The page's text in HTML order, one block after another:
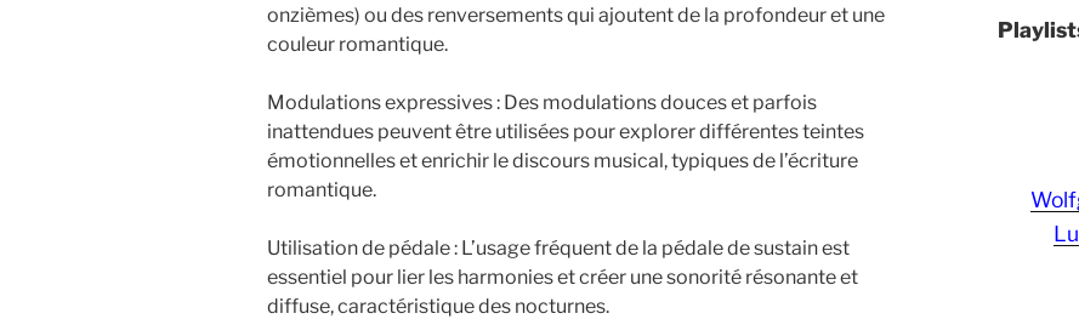
onzièmes) ou des renversements qui ajoutent de la profondeur et une
couleur romantique.
Modulations expressives : Des modulations douces et parfois
inattendues peuvent être utilisées pour explorer différentes teintes
émotionnelles et enrichir le discours musical, typiques de l’écriture
romantique.
Utilisation de pédale : L’usage fréquent de la pédale de sustain est
essentiel pour lier les harmonies et créer une sonorité résonante et
diffuse, caractéristique des nocturnes.